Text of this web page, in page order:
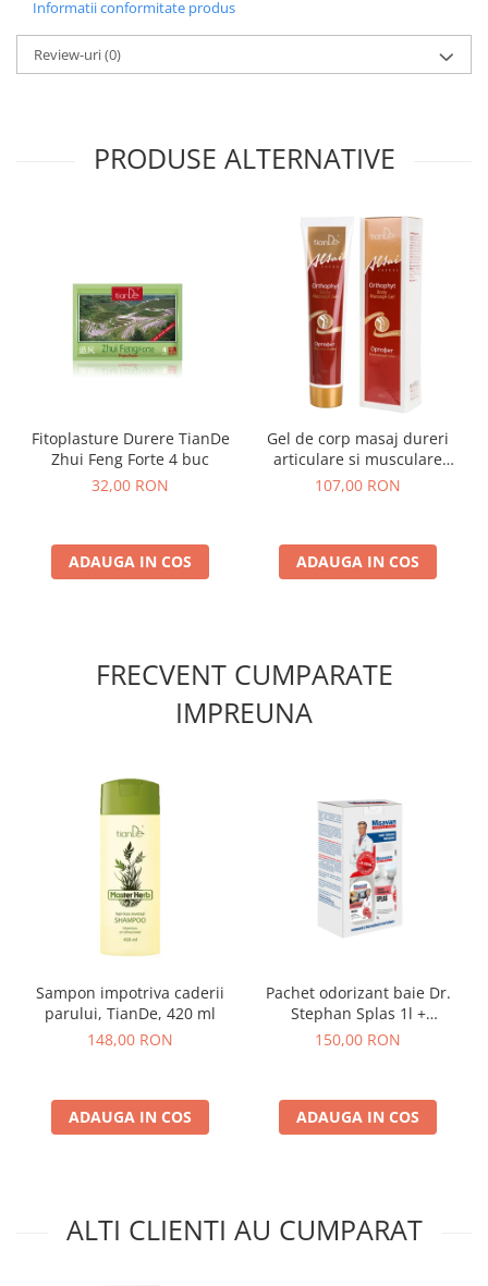
Informatii conformitate produs
Review-uri(0)
PRODUSE ALTERNATIVE
Fitoplasture Durere TianDe
Zhui Feng Forte 4 buc
32,00 RON
ADAUGA IN COS
Gel de corp masaj dureri
articulare si musculare
Orthophyt Tiande 125 ml
107,00 RON
ADAUGA IN COS
FRECVENT CUMPARATE
IMPREUNA
Sampon impotriva caderii
parului, TianDe, 420 ml
148,00 RON
ADAUGA IN COS
Pachet odorizant baie Dr.
Stephan Splas 1l +
odorizant camera Dr.
150,00 RON
ADAUGA IN COS
ALTI CLIENTI AU CUMPARAT